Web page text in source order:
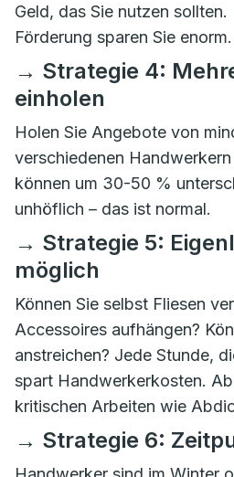
Geld, das Sie nutzen
Förderung sparen Sie enorm.
→ Strategie 4:
einholen
Holen Sie Angebote von
verschiedenen
können um 30-50 %
unhöflich – das ist normal.
→ Strategie 5:
möglich
Können Sie selbst Fliesen
Accessoires aufhängen?
anstreichen? Jede Stunde,
spart Handwerkerkosten.
kritischen Arbeiten wie
→ Strategie 6: